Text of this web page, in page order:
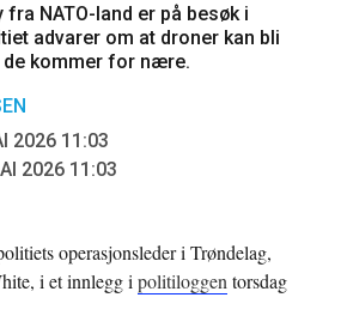
NATO-land er på besøk i
advarer om at droner kan bli
de kommer for nære.
2026 11:03
2026 11:03
operasjonsleder i Trøndelag,
i et innlegg i politiloggen torsdag